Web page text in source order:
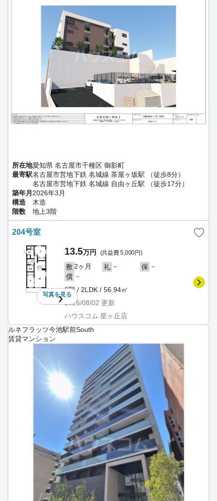
所在地愛知県 名古屋市千種区 御影町
最寄駅名古屋市営地下鉄 名城線 茶屋ヶ坂駅 （徒歩8分）
名古屋市営地下鉄 名城線 自由ヶ丘駅 （徒歩17分）
築年月 2026年3月
構造
木造
階数
地上3階
204号室
写真を見る
13.5万円 (共益費 5,000円)
敷 2ヶ月 礼 － 保 －
償 －
2階 / 2LDK / 56.94㎡
2026/08/02 更新
ハウスコム 星ヶ丘店
ルネフラッツ今池駅前South
賃貸マンション